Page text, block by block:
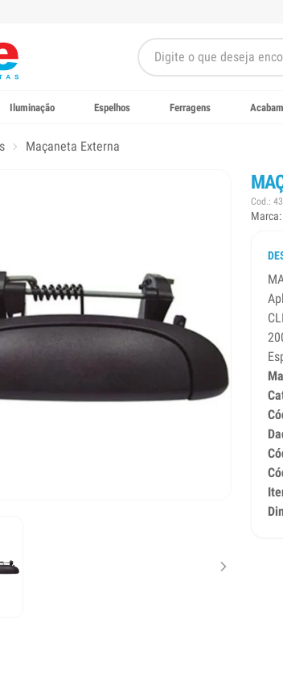
Iluminação Espelhos Ferragens
Maçaneta Externa
Cod.:
Marca: